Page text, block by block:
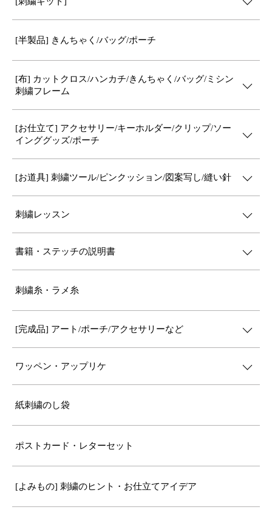
[半製品] きんちゃく/バッグ/ポーチ
[布] カットクロス/ハンカチ/きんちゃく/バッグ/ミシン
刺繍フレーム
[お仕立て] アクセサリー/キーホルダー/クリップ/ソー
インググッズ/ポーチ
[お道具] 刺繍ツール/ピンクッション/図案写し/縫い針
刺繍レッスン
書籍・ステッチの説明書
刺繍糸・ラメ糸
[完成品] アート/ポーチ/アクセサリーなど
ワッペン・アップリケ
紙刺繍のし袋
ポストカード・レターセット
[よみもの] 刺繍のヒント・お仕立てアイデア